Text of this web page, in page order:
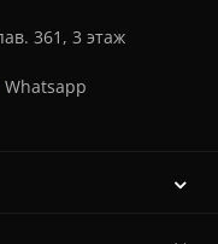
361, 3 этаж
Whatsapp